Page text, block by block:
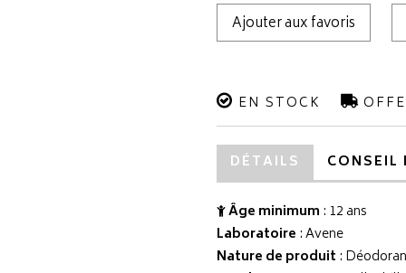
Ajouter aux favoris
EN STOCK
DÉTAILS CONSEIL
Âge minimum : 12 ans
Laboratoire :Avene
Nature de produit :